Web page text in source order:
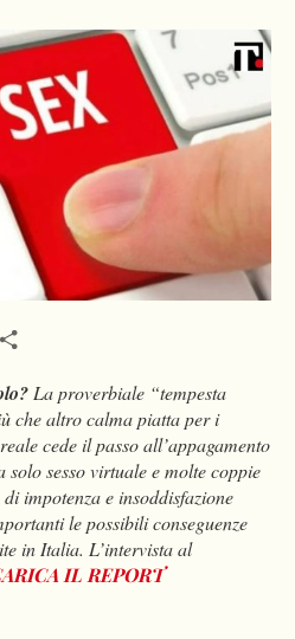
La proverbiale “tempesta
che altro calma piatta per i
cede il passo all’appagamento
sesso virtuale e molte coppie
impotenza e insoddisfazione
le possibili conseguenze
in Italia. L’intervista al
IL REPORT